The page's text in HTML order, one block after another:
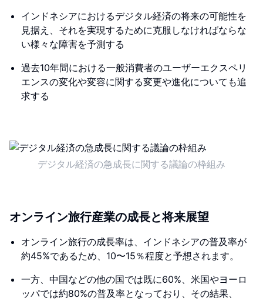
インドネシアにおけるデジタル経済の将来の可能性を
見据え、それを実現するために克服しなければならな
い様々な障害を予測する
過去10年間における一般消費者のユーザーエクスペリ
エンスの変化や変容に関する変更や進化についても追
求する
デジタル経済の急成長に関する議論の枠組み
オンライン旅行産業の成長と将来展望
オンライン旅行の成長率は、インドネシアの普及率が
約45%であるため、10〜15％程度と予想されます。
一方、中国などの他の国では既に60%、米国やヨーロ
ッパでは約80%の普及率となっており、その結果、